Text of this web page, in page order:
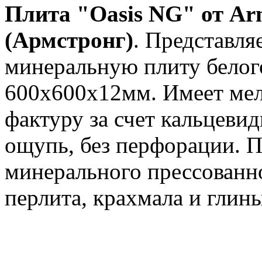
Плита "Oasis NG" от
(Армстронг).
минеральную плиту
600х600х12мм. Имеет
фактуру за счет
ощупь, без перфорации.
минерального
перлита, крахмала и